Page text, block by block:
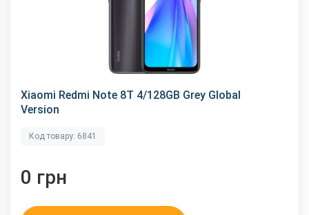
змінити без повідомлення.
Xiaomi Redmi Note 8T 4/128GB Grey Global
Version
Код товару: 6841
0 грн